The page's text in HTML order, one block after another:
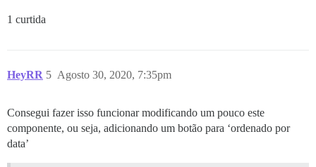
1 curtida
HeyRR Agosto 30, 2020, 7:35pm
5
Consegui fazer isso funcionar modificando um pouco este
componente, ou seja, adicionando um botão para ‘ordenado por
data’